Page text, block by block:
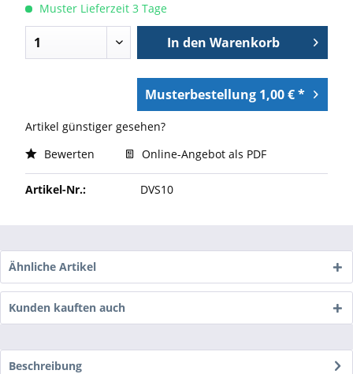
Muster Lieferzeit 3 Tage
In den Warenkorb
Musterbestellung 1,00 € *
Artikel günstiger gesehen?
Bewerten
Online-Angebot als PDF
Artikel-Nr.: DVS10
Ähnliche Artikel
Kunden kauften auch
Beschreibung